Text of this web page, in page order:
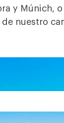
y Múnich,
nuestro